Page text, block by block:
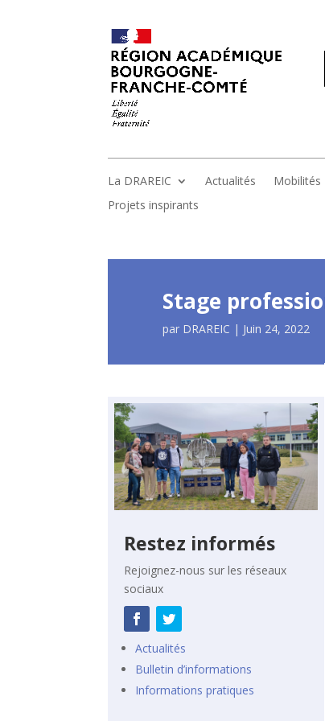
La DRAREIC Actualités Mobilités
Projets inspirants
Stage
par DRAREIC | Juin 24, 2022
Restez informés
Rejoignez-nous sur les réseaux
sociaux
Actualités
Bulletin d’informations
Informations pratiques